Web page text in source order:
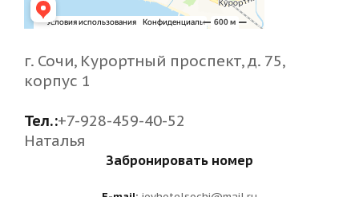
г. Сочи, Курортный проспект, д. 75,
корпус 1
Тел.:+7-928-459-40-52
Наталья
Забронировать номер